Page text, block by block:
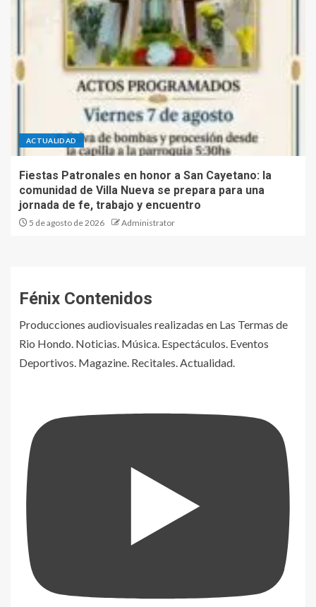
ACTUALIDAD
Fiestas Patronales en honor a San Cayetano: la
comunidad de Villa Nueva se prepara para una
jornada de fe, trabajo y encuentro
5 de agosto de 2026 Administrator
Fénix Contenidos
Producciones audiovisuales realizadas en Las Termas de
Rio Hondo. Noticias. Música. Espectáculos. Eventos
Deportivos. Magazine. Recitales. Actualidad.